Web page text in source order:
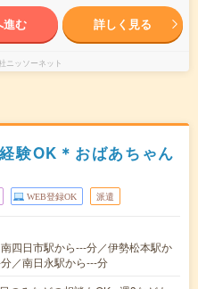
進む 詳しく見る
ニッソーネット
験OK＊おばあちゃん
WEB登録OK 派遣
四日市駅から---分／伊勢松本駅か
／南日永駅から---分